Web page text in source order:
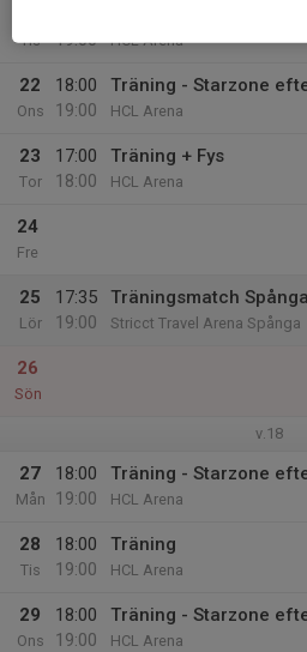
Tis
19:00
HCL Arena
22
Ons
18:00
19:00
Träning - Starzone
HCL Arena
23
Tor
17:00
18:00
Träning + Fys
HCL Arena
24
Fre
25
Lör
17:35
19:00
Träningsmatch
Stricct Travel Arena Spånga
26
Sön
v.18
27
Mån
18:00
19:00
Träning - Starzone
HCL Arena
28
Tis
18:00
19:00
Träning
HCL Arena
29
Ons
18:00
19:00
Träning - Starzone
HCL Arena